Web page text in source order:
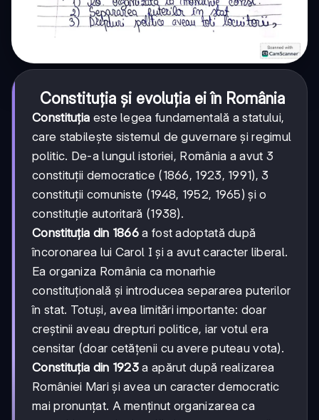
Constituția și evoluția ei în România
Constituția este legea fundamentală a statului,
care stabilește sistemul de guvernare și regimul
politic. De-a lungul istoriei, România a avut 3
constituții democratice (1866, 1923, 1991), 3
constituții comuniste (1948, 1952, 1965) și o
constituție autoritară (1938).
Constituția din 1866 a fost adoptată după
încoronarea lui Carol I și a avut caracter liberal.
Ea organiza România ca monarhie
constituțională și introducea separarea puterilor
în stat. Totuși, avea limitări importante: doar
creștinii aveau drepturi politice, iar votul era
censitar (doar cetățenii cu avere puteau vota).
Constituția din 1923 a apărut după realizarea
României Mari și avea un caracter democratic
mai pronunțat. A menținut organizarea ca